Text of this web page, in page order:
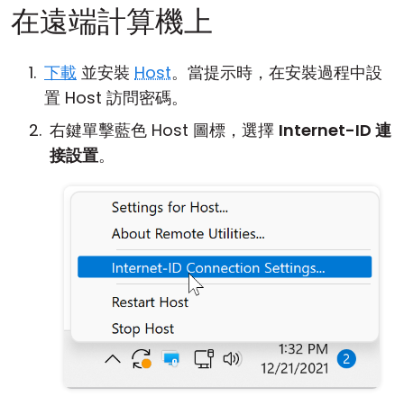
在遠端計算機上
下載 並安裝 Host。當提示時，在安裝過程中設
置 Host 訪問密碼。
右鍵單擊藍色 Host 圖標，選擇 Internet-ID 連
接設置。